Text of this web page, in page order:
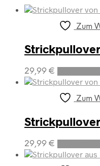
Zum
29,99 €
Zum
29,99 €